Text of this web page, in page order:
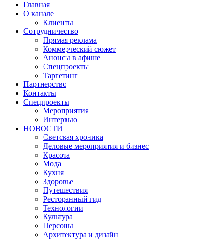
Главная
О канале
Клиенты
Сотрудничество
Прямая реклама
Коммерческий сюжет
Анонсы в афише
Cпецпроекты
Таргетинг
Партнерство
Контакты
Спецпроекты
Мероприятия
Интервью
НОВОСТИ
Светская хроника
Деловые мероприятия и бизнес
Красота
Мода
Кухня
Здоровье
Путешествия
Ресторанный гид
Технологии
Культура
Персоны
Архитектура и дизайн